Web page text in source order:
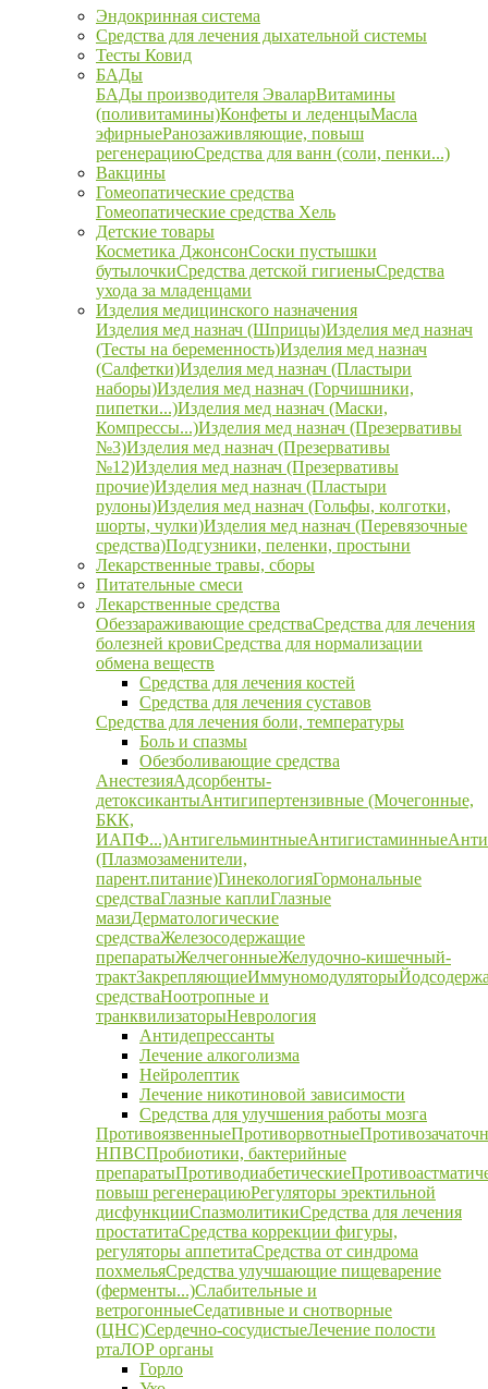
Эндокринная система
Средства для лечения дыхательной системы
Тесты Ковид
БАДы
БАДы производителя ЭваларВитамины
(поливитамины)Конфеты и леденцыМасла
эфирныеРанозаживляющие, повыш
регенерациюСредства для ванн (соли, пенки...)
Вакцины
Гомеопатические средства
Гомеопатические средства Хель
Детские товары
Косметика ДжонсонСоски пустышки
бутылочкиСредства детской гигиеныСредства
ухода за младенцами
Изделия медицинского назначения
Изделия мед назнач (Шприцы)Изделия мед назнач
(Тесты на беременность)Изделия мед назнач
(Салфетки)Изделия мед назнач (Пластыри
наборы)Изделия мед назнач (Горчишники,
пипетки...)Изделия мед назнач (Маски,
Компрессы...)Изделия мед назнач (Презервативы
№3)Изделия мед назнач (Презервативы
№12)Изделия мед назнач (Презервативы
прочие)Изделия мед назнач (Пластыри
рулоны)Изделия мед назнач (Гольфы, колготки,
шорты, чулки)Изделия мед назнач (Перевязочные
средства)Подгузники, пеленки, простыни
Лекарственные травы, сборы
Питательные смеси
Лекарственные средства
Обеззараживающие средстваСредства для лечения
болезней кровиСредства для нормализации
обмена веществ
Средства для лечения костей
Средства для лечения суставов
Средства для лечения боли, температуры
Боль и спазмы
Обезболивающие средства
АнестезияАдсорбенты-
детоксикантыАнтигипертензивные (Мочегонные,
БКК,
ИАПФ...)АнтигельминтныеАнтигистаминные
(Плазмозаменители,
парент.питание)ГинекологияГормональные
средстваГлазные каплиГлазные
мазиДерматологические
средстваЖелезосодержащие
препаратыЖелчегонныеЖелудочно-кишечный-
трактЗакрепляющиеИммуномодуляторы
средстваНоотропные и
транквилизаторыНеврология
Антидепрессанты
Лечение алкоголизма
Нейролептик
Лечение никотиновой зависимости
Средства для улучшения работы мозга
ПротивоязвенныеПротиворвотные
НПВСПробиотики, бактерийные
препаратыПротиводиабетические
повыш регенерациюРегуляторы эректильной
дисфункцииСпазмолитикиСредства для лечения
простатитаСредства коррекции фигуры,
регуляторы аппетитаСредства от синдрома
похмельяСредства улучшающие пищеварение
(ферменты...)Слабительные и
ветрогонныеСедативные и снотворные
(ЦНС)Сердечно-сосудистыеЛечение полости
ртаЛОР органы
Горло